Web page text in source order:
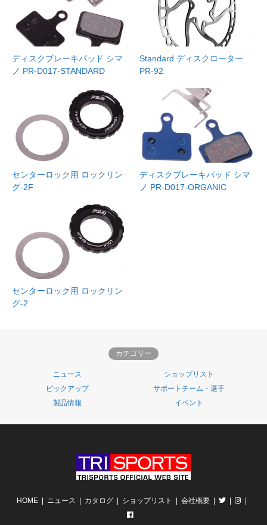
ディスクブレーキパッド シマ
ノ PR-D017-STANDARD
Standard ディスクローター
PR-92
センターロック用 ロックリン
グ-2F
ディスクブレーキパッド シマ
ノ PR-D017-ORGANIC
センターロック用 ロックリン
グ-2
カテゴリー
ニュース
ショップリスト
ピックアップ
サポートチーム・選手
製品情報
イベント
HOME ニュース カタログ ショップリスト 会社概要